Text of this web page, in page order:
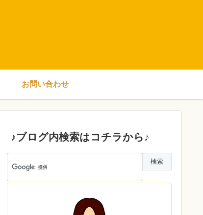
お問い合わせ
♪ブログ内検索はコチラから♪